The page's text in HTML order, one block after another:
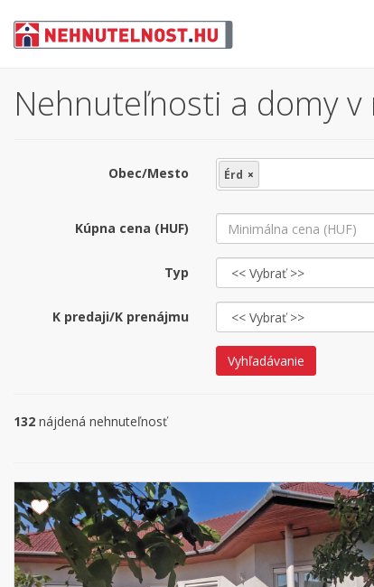
Nehnuteľnosti a domy
Obec/Mesto Érd ×
Kúpna cena (HUF)
Typ
K predaji/K prenájmu
Vyhľadávanie
132 nájdená nehnuteľnosť